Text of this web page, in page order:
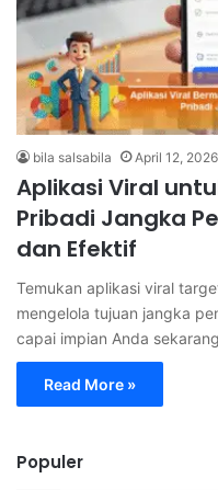
bila salsabila April 12, 2026
Aplikasi Viral
Pribadi Jangka
dan Efektif
Temukan aplikasi viral
mengelola tujuan jangka
capai impian Anda
Read More »
Populer